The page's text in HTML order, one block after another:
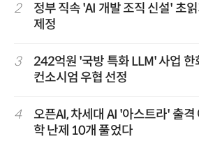
2
정부 직속 'AI 개발 조직 신설' 초
제정
3
242억원 '국방 특화 LLM' 사업
컨소시엄 우협 선정
4
오픈AI, 차세대 AI '아스트라' 출
학 난제 10개 풀었다